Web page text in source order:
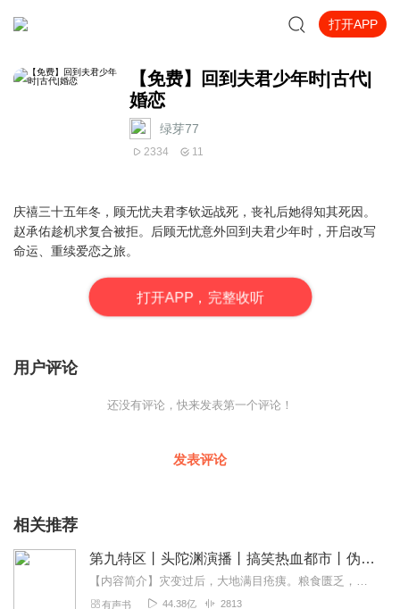
打开APP
【免费】回到夫君少年时|古代|
婚恋
绿芽77
2334 11
庆禧三十五年冬，顾无忧夫君李钦远战死，丧礼后她得知其死因。
赵承佑趁机求复合被拒。后顾无忧意外回到夫君少年时，开启改写
命运、重续爱恋之旅。
打开APP，完整收听
用户评论
还没有评论，快来发表第一个评论！
发表评论
相关推荐
第九特区丨头陀渊演播丨搞笑热血都市丨伪戒丨VIP免费多人有声剧
【内容简介】灾变过后，大地满目疮痍。粮食匮乏，资源紧俏，局势混乱……一位从待规划区杀出来的青年，背对着漫天黄沙，孤身来到九区谋生，却不曾想偶然结识三五好友，一念...
有声书 44.38亿 2813